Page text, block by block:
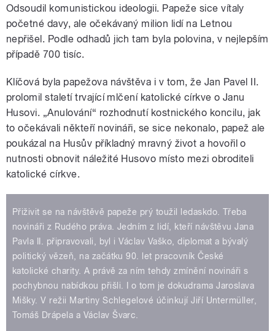
Odsoudil komunistickou ideologii. Papeže sice vítaly
početné davy, ale očekávaný milion lidí na Letnou
nepřišel. Podle odhadů jich tam byla polovina, v nejlepším
případě 700 tisíc.
Klíčová byla papežova návštěva i v tom, že Jan Pavel II.
prolomil staletí trvající mlčení katolické církve o Janu
Husovi. „Anulování“ rozhodnutí kostnického koncilu, jak
to očekávali někteří novináři, se sice nekonalo, papež ale
poukázal na Husův příkladný mravný život a hovořil o
nutnosti obnovit náležité Husovo místo mezi obroditeli
katolické církve.
Přiživit se na návštěvě papeže prý toužil ledaskdo. Třeba
novináři z Rudého práva. Jedním z lidí, kteří návštěvu Jana
Pavla II. připravovali, byl i Václav Vaško, diplomat a bývalý
politický vězeň, na začátku 90. let pracovník České
katolické charity. A právě za ním tehdy zmínění novináři s
pochybnou nabídkou přišli. I o tom je dokudrama Jaroslava
Mišky. V režii Martiny Schlegelové účinkují Jiří Untermüller,
Tomáš Drápela a Václav Švarc.